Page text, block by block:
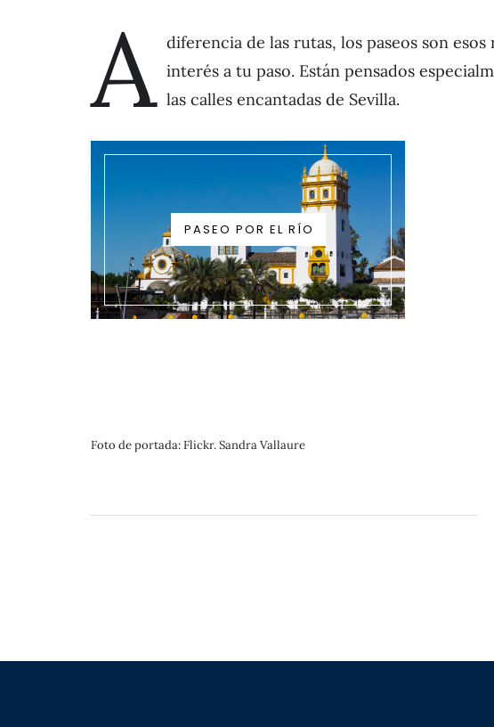
A diferencia de las rutas, los paseos son
interés a tu paso. Están pensados
las calles encantadas de Sevilla.
PASEO POR EL RÍO
Foto de portada: Flickr. Sandra Vallaure